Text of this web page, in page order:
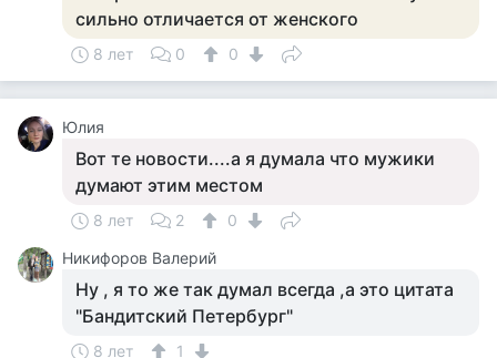
сильно отличается от женского
8 лет 0 0
Юлия
Вот те новости....а я думала что мужики
думают этим местом
8 лет 2
0
Никифоров Валерий
Ну , я то же так думал всегда ,а это цитата
"Бандитский Петербург"
8 лет
1